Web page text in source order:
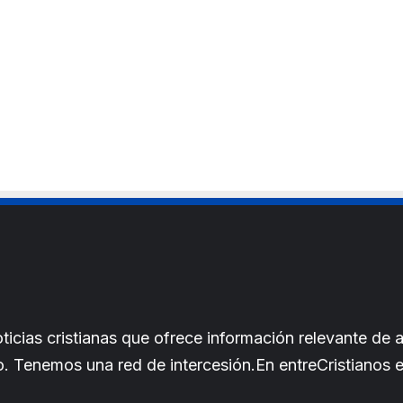
cristianas que ofrece información relevante de
Tenemos una red de intercesión.En entreCristianos